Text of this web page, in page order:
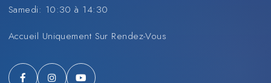
Samedi: 10:30 à 14:30
Accueil Uniquement Sur Rendez-Vous